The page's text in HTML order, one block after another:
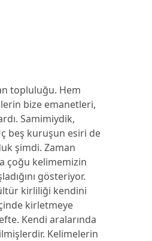
topluluğu. Hem
bize emanetleri,
Samimiydik,
beş kuruşun esiri de
şimdi. Zaman
çoğu kelimemizin
gösteriyor.
kirliliği kendini
kirletmeye
Kendi aralarında
Kelimelerin